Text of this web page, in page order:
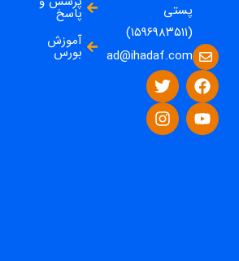
پستی
(۱۵۹۶۹۸۳۵۱۱)
ad@ihadaf.com
پاسخ
آموزش
بورس